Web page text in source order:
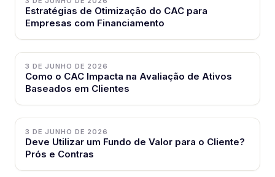
Estratégias de Otimização do CAC para
Empresas com Financiamento
3 DE JUNHO DE 2026
Como o CAC Impacta na Avaliação de Ativos
Baseados em Clientes
3 DE JUNHO DE 2026
Deve Utilizar um Fundo de Valor para o Cliente?
Prós e Contras